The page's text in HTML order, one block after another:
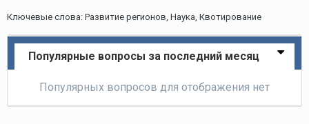
Ключевые слова: Развитие регионов, Наука, Квотирование
Популярные вопросы за последний месяц
Популярных вопросов для отображения нет